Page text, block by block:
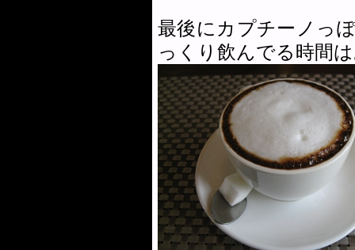
最後にカプチーノっ
っくり飲んでる時間